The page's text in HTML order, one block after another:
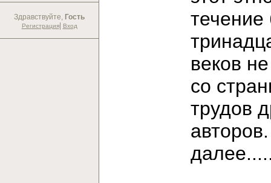
Здравствуйте, Гость
Регистрация| Вход
течение
веков
со
трудов